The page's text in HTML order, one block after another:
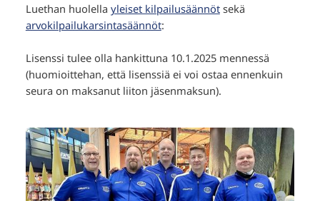
Luethan huolella yleiset kilpailusäännötsekä
arvokilpailukarsintasäännöt:
Lisenssi tulee olla hankittuna 10.1.2025 mennessä
(huomioittehan, että lisenssiä ei voi ostaa ennenkuin
seura on maksanut liiton jäsenmaksun).